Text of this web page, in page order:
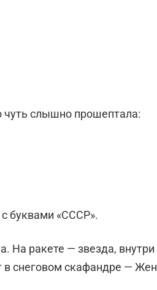
чуть слышно прошептала:
буквами «СССР».
На ракете — звезда,
снеговом скафандре —